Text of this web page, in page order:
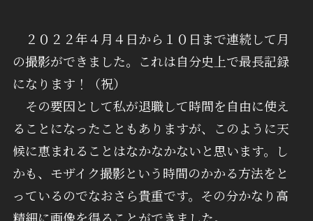
２０２２年４月４日から１０日まで連続して月
の撮影ができました。これは自分史上で最長記録
になります！（祝）
その要因として私が退職して時間を自由に使え
ることになったこともありますが、このように天
候に恵まれることはなかなかないと思います。し
かも、モザイク撮影という時間のかかる方法をと
っているのでなおさら貴重です。その分かなり高